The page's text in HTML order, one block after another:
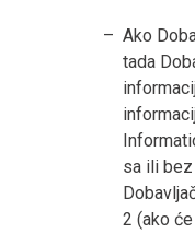
Ako
tada
sa ili bez
2 (ako